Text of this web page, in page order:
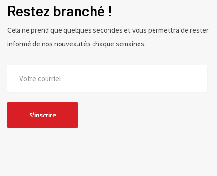
Restez branché !
Cela ne prend que quelques secondes et vous permettra de rester
informé de nos nouveautés chaque semaines.